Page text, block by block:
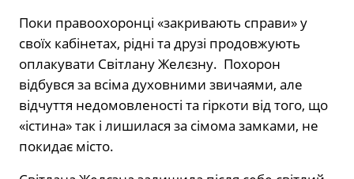
Поки правоохоронці «закривають справи» у
своїх кабінетах, рідні та друзі продовжують
оплакувати Світлану Желєзну. Похорон
відбувся за всіма духовними звичаями, але
відчуття недомовленості та гіркоти від того, що
«істина» так і лишилася за сімома замками, не
покидає місто.